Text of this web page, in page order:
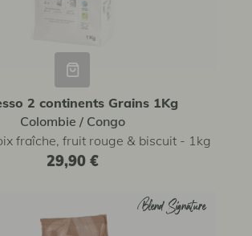
2 continents Grains 1Kg
Colombie / Congo
fraîche, fruit rouge & biscuit - 1kg
29,90 €
Blend Signature
Blend Signature